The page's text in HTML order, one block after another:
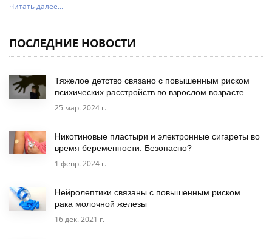
Читать далее...
ПОСЛЕДНИЕ НОВОСТИ
Тяжелое детство связано с повышенным риском
психических расстройств во взрослом возрасте
25 мар. 2024 г.
Никотиновые пластыри и электронные сигареты во
время беременности. Безопасно?
1 февр. 2024 г.
Нейролептики связаны с повышенным риском
рака молочной железы
16 дек. 2021 г.